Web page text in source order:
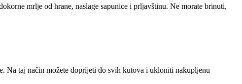
mrlje od hrane, naslage sapunice i prljavštinu. Ne morate brinuti,
Na taj način možete doprijeti do svih kutova i ukloniti nakupljenu